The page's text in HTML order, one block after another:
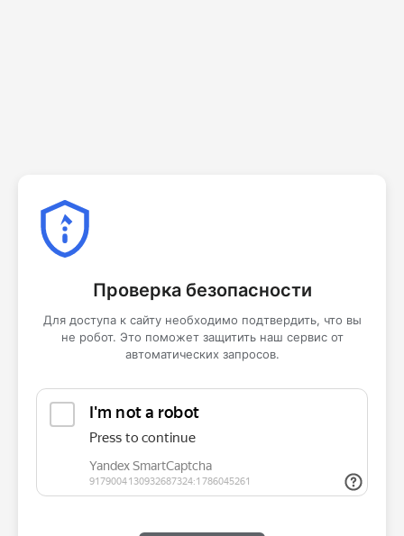
Проверка безопасности
Для доступа к сайту необходимо подтвердить, что вы
не робот. Это поможет защитить наш сервис от
автоматических запросов.